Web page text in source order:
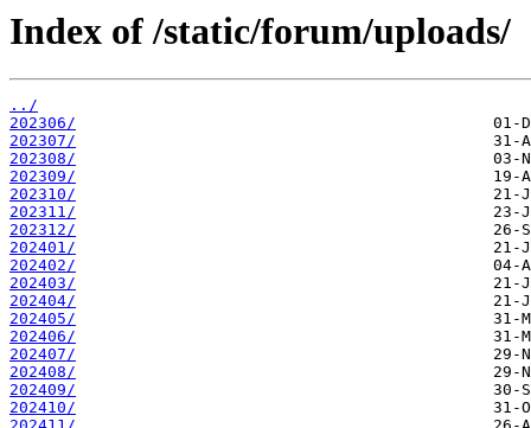
Index of /static/forum/uploads/
../
202306/
202307/
202308/
202309/
202310/
202311/
202312/
202401/
202402/
202403/
202404/
202405/
202406/
202407/
202408/
202409/
202410/